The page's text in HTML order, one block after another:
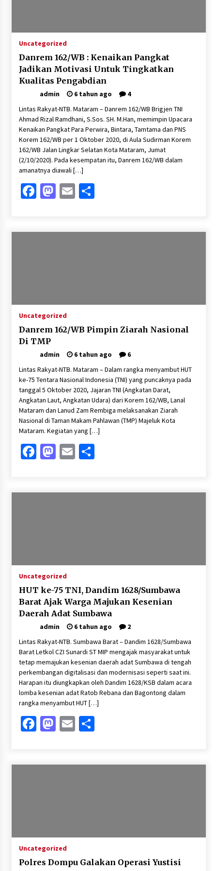
3 minggu ago
kempo, Berakhir di tangan Tim Opsnal Polsek
Kempo
4 minggu ago
Tim Opsnal Polsek Kempo Amankan salah satu
Terduga Curanmor yang sempat jadi DPO
selama Sepekan
4 minggu ago
Tim Opsnal Polsek Kempo Amankan salah satu
Terduga Curanmor yang sempat jadi DPO
selama Sepekan
4 minggu ago
Sekjen GTKN Desak Revisi PermenPANRB
Nomor 9 Tahun 2026, Soroti Ketidakpastian
Uncategorized
Danrem 162/WB : Kenaikan Pangkat
Jadikan Motivasi Untuk Tingkatkan
Kualitas Pengabdian
admin 6 tahun ago
4
Lintas Rakyat-NTB. Mataram – Danrem 162/WB Brigjen TNI
Ahmad Rizal Ramdhani, S.Sos. SH. M.Han, memimpin Upacara
Kenaikan Pangkat Para Perwira, Bintara, Tamtama dan PNS
Korem 162/WB per 1 Oktober 2020, di Aula Sudirman Korem
162/WB Jalan Lingkar Selatan Kota Mataram, Jumat
(2/10/2020). Pada kesempatan itu, Danrem 162/WB dalam
amanatnya diawali […]
Facebook
Mastodon
EmailShare
Uncategorized
Danrem 162/WB Pimpin Ziarah Nasional
Di TMP
admin 6 tahun ago
6
Lintas Rakyat-NTB. Mataram – Dalam rangka menyambut HUT
ke-75 Tentara Nasional Indonesia (TNI) yang puncaknya pada
tanggal 5 Oktober 2020, Jajaran TNI (Angkatan Darat,
Angkatan Laut, Angkatan Udara) dari Korem 162/WB, Lanal
Mataram dan Lanud Zam Rembiga melaksanakan Ziarah
Nasional di Taman Makam Pahlawan (TMP) Majeluk Kota
Mataram. Kegiatan yang […]
Facebook
Mastodon
EmailShare
Uncategorized
HUT ke-75 TNI, Dandim 1628/Sumbawa
Barat Ajak Warga Majukan Kesenian
Daerah Adat Sumbawa
admin 6 tahun ago
2
Lintas Rakyat-NTB. Sumbawa Barat – Dandim 1628/Sumbawa
Barat Letkol CZI Sunardi ST MIP mengajak masyarakat untuk
tetap memajukan kesenian daerah adat Sumbawa di tengah
perkembangan digitalisasi dan modernisasi seperti saat ini.
Harapan itu diungkapkan oleh Dandim 1628/KSB dalam acara
lomba kesenian adat Ratob Rebana dan Bagontong dalam
rangka menyambut HUT […]
Facebook
Mastodon
EmailShare
Uncategorized
Polres Dompu Galakan Operasi Yustisi